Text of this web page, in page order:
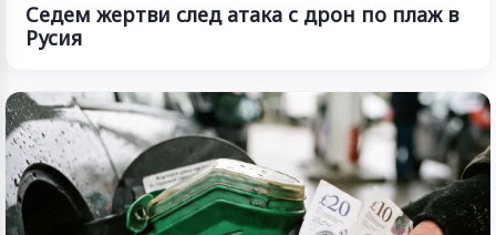
Седем жертви след атака с дрон по плаж в
Русия